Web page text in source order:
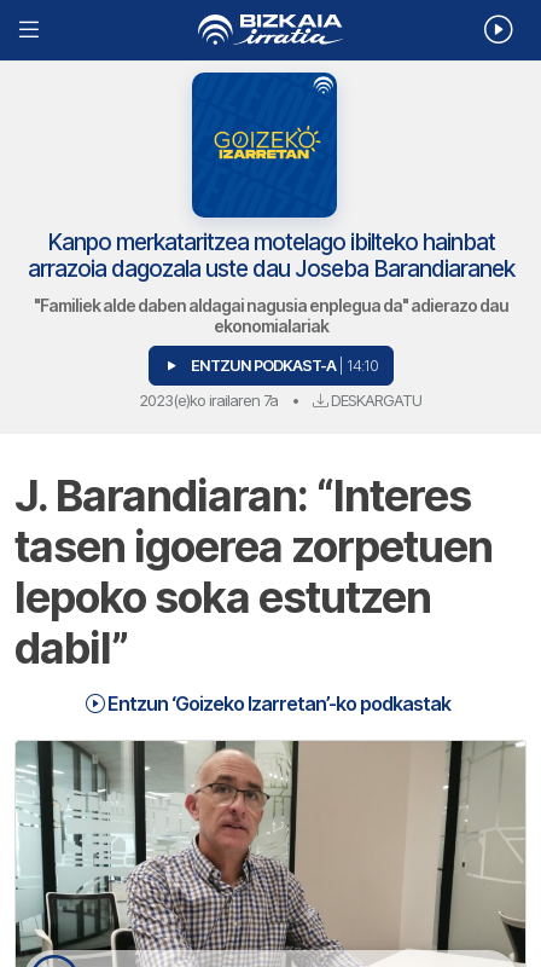
Kanpo merkataritzea motelago ibilteko hainbat
arrazoia dagozala uste dau Joseba Barandiaranek
"Familiek alde daben aldagai nagusia enplegua da" adierazo dau
ekonomialariak
ENTZUN PODKAST-A | 14:10
2023(e)ko irailaren 7a • DESKARGATU
J. Barandiaran: “Interes
tasen igoerea zorpetuen
lepoko soka estutzen
dabil”
Entzun ‘Goizeko Izarretan’-ko podkastak